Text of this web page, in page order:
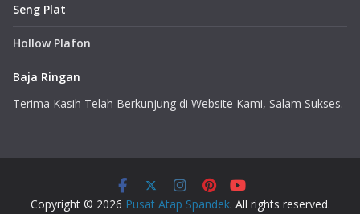
Seng Plat
Hollow Plafon
Baja Ringan
Terima Kasih Telah Berkunjung di Website Kami, Salam Sukses.
Copyright © 2026 Pusat Atap Spandek. All rights reserved.